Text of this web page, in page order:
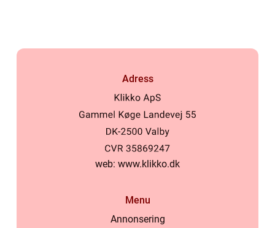
Adress
web: www.klikko.dk
Menu
Annonsering